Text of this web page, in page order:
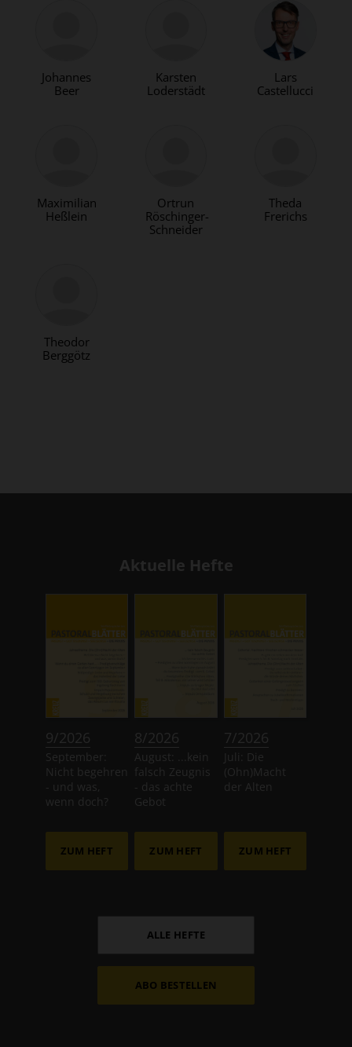
Johannes
Beer
Karsten
Loderstädt
Lars
Castellucci
Maximilian
Heßlein
Ortrun
Röschinger-
Schneider
Theda
Frerichs
Theodor
Berggötz
Aktuelle Hefte
9/2026
September:
Nicht begehren
- und was,
wenn doch?
ZUM HEFT
8/2026
August: ...kein
falsch Zeugnis
- das achte
Gebot
ZUM HEFT
7/2026
Juli: Die
(Ohn)Macht
der Alten
ZUM HEFT
ALLE HEFTE
ABO BESTELLEN